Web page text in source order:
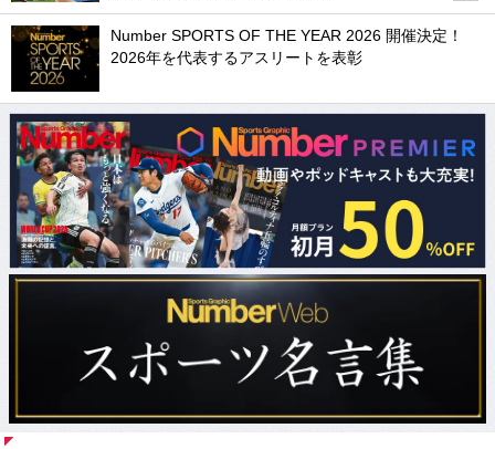
Number SPORTS OF THE YEAR 2026 開催決定！
2026年を代表するアスリートを表彰